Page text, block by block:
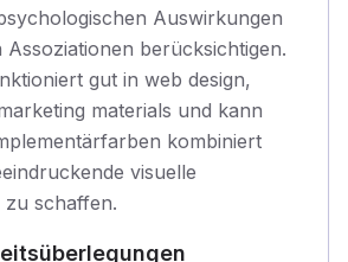
Auswirkungen
berücksichtigen.
gut in web design,
materials und kann
kombiniert
visuelle
zu schaffen.